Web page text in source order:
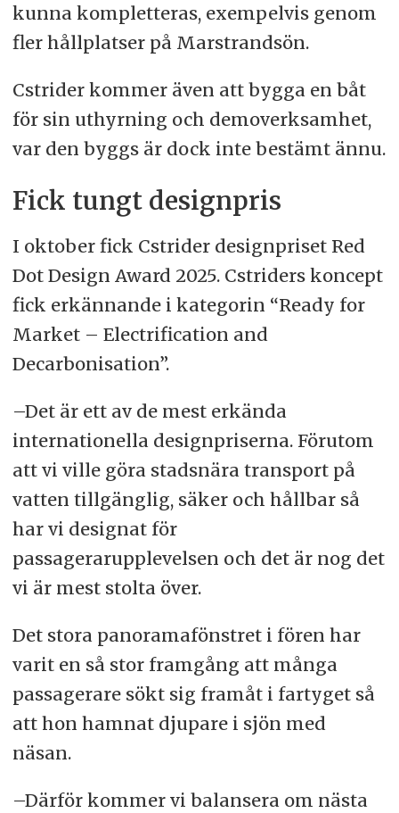
kunna kompletteras, exempelvis genom
fler hållplatser på Marstrandsön.
Cstrider kommer även att bygga en båt
för sin uthyrning och demoverksamhet,
var den byggs är dock inte bestämt ännu.
Fick tungt designpris
I oktober fick Cstrider designpriset Red
Dot Design Award 2025. Cstriders koncept
fick erkännande i kategorin “Ready for
Market – Electrification and
Decarbonisation”.
–Det är ett av de mest erkända
internationella designpriserna. Förutom
att vi ville göra stadsnära transport på
vatten tillgänglig, säker och hållbar så
har vi designat för
passagerarupplevelsen och det är nog det
vi är mest stolta över.
Det stora panoramafönstret i fören har
varit en så stor framgång att många
passagerare sökt sig framåt i fartyget så
att hon hamnat djupare i sjön med
näsan.
–Därför kommer vi balansera om nästa